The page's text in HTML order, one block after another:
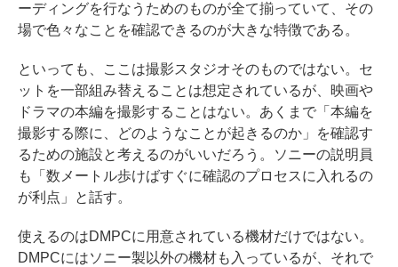
ーディングを行なうためのものが全て揃っていて、その
場で色々なことを確認できるのが大きな特徴である。
といっても、ここは撮影スタジオそのものではない。セ
ットを一部組み替えることは想定されているが、映画や
ドラマの本編を撮影することはない。あくまで「本編を
撮影する際に、どのようなことが起きるのか」を確認す
るための施設と考えるのがいいだろう。ソニーの説明員
も「数メートル歩けばすぐに確認のプロセスに入れるの
が利点」と話す。
使えるのはDMPCに用意されている機材だけではない。
DMPCにはソニー製以外の機材も入っているが、それで